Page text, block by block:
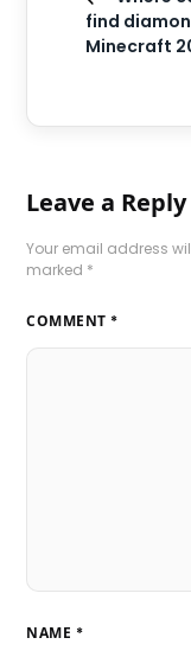
find
Minecraft
Leave a Reply
Your email address
marked *
COMMENT *
NAME *